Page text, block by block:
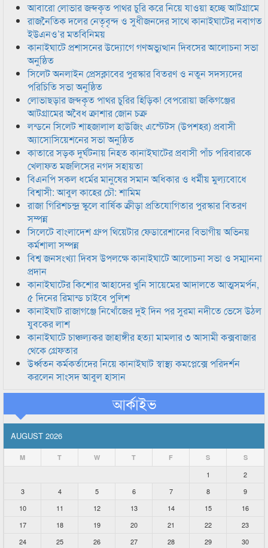
আবারো লোভার জব্দকৃত পাথর চুরি করে নিয়ে যাওয়া হচ্ছে আটগ্রামে
রাজনৈতিক দলের নেতৃবৃন্দ ও সুধীজনদের সাথে কানাইঘাটের নবাগত
ইউএনও’র মতবিনিময়
কানাইঘাটে প্রশাসনের উদ্যোগে গণঅভ্যুত্থান দিবসের আলোচনা সভা
অনুষ্ঠিত
সিলেট অনলাইন প্রেসক্লাবের পুরস্কার বিতরণ ও নতুন সদস্যদের
পরিচিতি সভা অনুষ্ঠিত
লোভাছড়ার জব্দকৃত পাথর চুরির হিড়িক! বেপরোয়া জকিগঞ্জের
আটগ্রামের অবৈধ ক্রাশার জোন চক্র
লন্ডনে সিলেট শাহজালাল হাউজিং এস্টেটস (উপশহর) প্রবাসী
অ্যাসোসিয়েশনের সভা অনুষ্ঠিত
কাতারে সড়ক দুর্ঘটনায় নিহত কানাইঘাটের প্রবাসী পাঁচ পরিবারকে
খেলাফত মজলিসের নগদ সহায়তা
বিএনপি সকল ধর্মের মানুষের সমান অধিকার ও ধর্মীয় মুল্যবোধে
বিশ্বাসী: আবুল কাহের চৌ: শামিম
রাজা গিরিশচন্দ্র স্কুলে বার্ষিক ক্রীড়া প্রতিযোগিতার পুরস্কার বিতরণ
সম্পন্ন
সিলেটে বাংলাদেশ গ্রুপ থিয়েটার ফেডারেশানের বিভাগীয় অভিনয়
কর্মশালা সম্পন্ন
বিশ্ব জনসংখ্যা দিবস উপলক্ষে কানাইঘাটে আলোচনা সভা ও সম্মাননা
প্রদান
কানাইঘাটের কিশোর আহাদের খুনি সায়েমের আদালতে আত্মসমর্পন,
৫ দিনের রিমান্ড চাইবে পুলিশ
কানাইঘাট রাজাগঞ্জে নিখোঁজের দুই দিন পর সুরমা নদীতে ভেসে উঠল
যুবকের লাশ
কানাইঘাটে চাঞ্চল্যকর জাহাঙ্গীর হত্যা মামলার ৩ আসামী কক্সবাজার
থেকে গ্রেফতার
উর্ধ্বতন কর্মকর্তাদের নিয়ে কানাইঘাট স্বাস্থ্য কমপ্লেক্সে পরিদর্শন
করলেন সাংসদ আবুল হাসান
আর্কাইভ
AUGUST 2026
M T W T F S S
1
2
3
4 5 6 7 8
9
10
11 12 13 14 15
16
17
18 19 20 21 22
23
24
25 26 27 28 29 30